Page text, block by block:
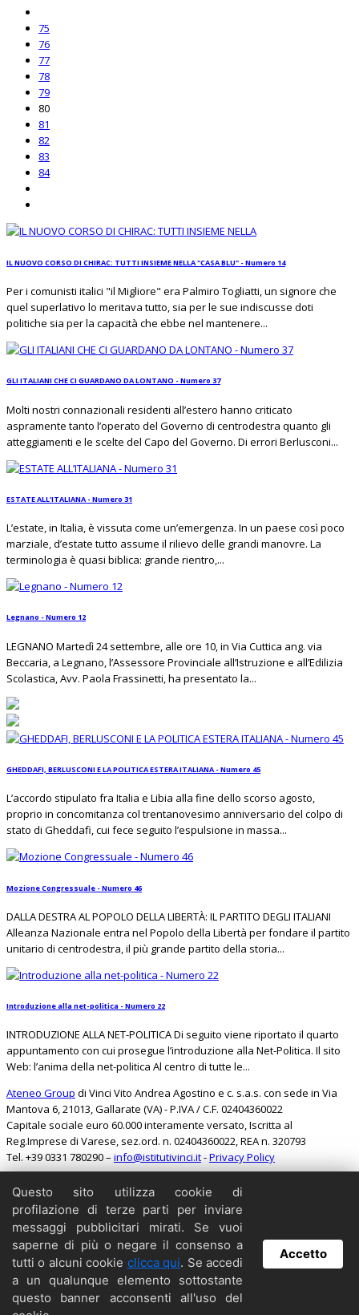
75
76
77
78
79
80
81
82
83
84
IL NUOVO CORSO DI CHIRAC: TUTTI INSIEME NELLA "CASA BLU" - Numero 14
Per i comunisti italici "il Migliore" era Palmiro Togliatti, un signore che
quel superlativo lo meritava tutto, sia per le sue indiscusse doti
politiche sia per la capacità che ebbe nel mantenere...
GLI ITALIANI CHE CI GUARDANO DA LONTANO - Numero 37
Molti nostri connazionali residenti all’estero hanno criticato
aspramente tanto l’operato del Governo di centrodestra quanto gli
atteggiamenti e le scelte del Capo del Governo. Di errori Berlusconi...
ESTATE ALL’ITALIANA - Numero 31
L’estate, in Italia, è vissuta come un’emergenza. In un paese così poco
marziale, d’estate tutto assume il rilievo delle grandi manovre. La
terminologia è quasi biblica: grande rientro,...
Legnano - Numero 12
LEGNANO Martedì 24 settembre, alle ore 10, in Via Cuttica ang. via
Beccaria, a Legnano, l’Assessore Provinciale all’Istruzione e all’Edilizia
Scolastica, Avv. Paola Frassinetti, ha presentato la...
GHEDDAFI, BERLUSCONI E LA POLITICA ESTERA ITALIANA - Numero 45
L’accordo stipulato fra Italia e Libia alla fine dello scorso agosto,
proprio in concomitanza col trentanovesimo anniversario del colpo di
stato di Gheddafi, cui fece seguito l’espulsione in massa...
Mozione Congressuale - Numero 46
DALLA DESTRA AL POPOLO DELLA LIBERTÀ: IL PARTITO DEGLI ITALIANI
Alleanza Nazionale entra nel Popolo della Libertà per fondare il partito
unitario di centrodestra, il più grande partito della storia...
Introduzione alla net-politica - Numero 22
INTRODUZIONE ALLA NET-POLITICA Di seguito viene riportato il quarto
appuntamento con cui prosegue l’introduzione alla Net-Politica. Il sito
Web: l’anima della net-politica Al centro di tutte le...
Ateneo Group di Vinci Vito Andrea Agostino e c. s.a.s. con sede in Via
Mantova 6, 21013, Gallarate (VA) - P.IVA / C.F. 02404360022
Capitale sociale euro 60.000 interamente versato, Iscritta al
Reg.Imprese di Varese, sez.ord. n. 02404360022, REA n. 320793
Tel. +39 0331 780290 – info@istitutivinci.it-Privacy Policy
Search
Home
Il Barbarossa
Collabora
Contattaci
Copyright
Archivio
Questo sito utilizza cookie di
profilazione di terze parti per inviare
messaggi pubblicitari mirati. Se vuoi
saperne di più o negare il consenso a
tutti o alcuni cookie clicca qui. Se accedi
a un qualunque elemento sottostante
questo banner acconsenti all'uso del
Accetto